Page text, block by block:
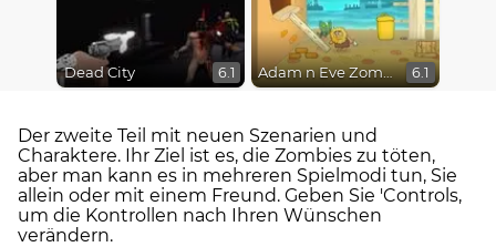
Dead City 6.1 Adam n Eve Zombies 6.1
Der zweite Teil mit neuen Szenarien und
Charaktere. Ihr Ziel ist es, die Zombies zu töten,
aber man kann es in mehreren Spielmodi tun, Sie
allein oder mit einem Freund. Geben Sie 'Controls,
um die Kontrollen nach Ihren Wünschen
verändern.